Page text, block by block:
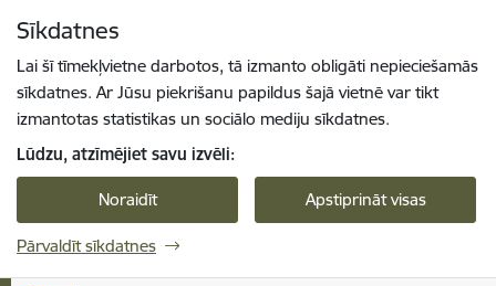
Sīkdatnes
Lai šī tīmekļvietne darbotos, tā izmanto obligāti nepieciešamās
sīkdatnes. Ar Jūsu piekrišanu papildus šajā vietnē var tikt
izmantotas statistikas un sociālo mediju sīkdatnes.
Lūdzu, atzīmējiet savu izvēli:
Noraidīt Apstiprināt visas
Pārvaldīt sīkdatnes